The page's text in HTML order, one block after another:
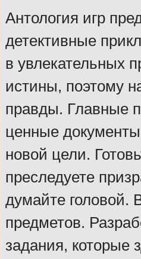
Антология игр
детективные
в увлекательных
истины, поэтому
правды. Главные
ценные
новой цели.
преследуете
думайте головой.
предметов.
задания, которые